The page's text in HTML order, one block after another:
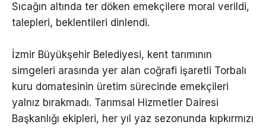
Sıcağın altında ter döken emekçilere moral verildi,
talepleri, beklentileri dinlendi.
İzmir Büyükşehir Belediyesi, kent tarımının
simgeleri arasında yer alan coğrafi işaretli Torbalı
kuru domatesinin üretim sürecinde emekçileri
yalnız bırakmadı. Tarımsal Hizmetler Dairesi
Başkanlığı ekipleri, her yıl yaz sezonunda kıpkırmızı